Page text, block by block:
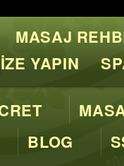
BLOG
MASAJ
YAPIN